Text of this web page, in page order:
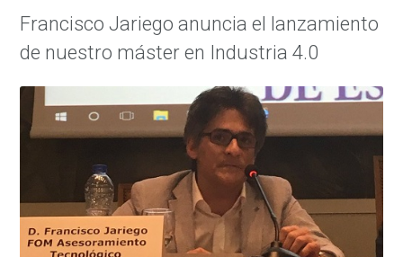
Francisco Jariego anuncia el lanzamiento
de nuestro máster en Industria 4.0